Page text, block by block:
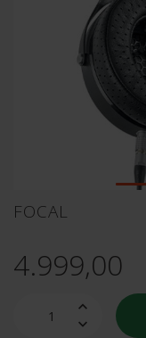
FOCAL
4.999,00